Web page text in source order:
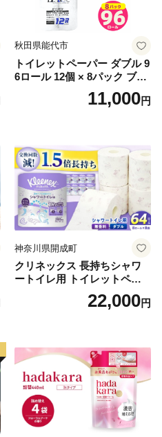
秋田県能代市
トイレットペーパー ダブル 9
6ロール 12個 × 8パック ブラ
ンカ 再生紙 100％ 芯あり 日
用品 消耗品 無香料 生活用品
11,000円
神奈川県開成町
クリネックス 長持ちシャワ
ートイレ用 トイレットペー
パー（ダブル）64ロール(8ロ
ール×8パック) 開成町 トイレ
蓄 防災 エコ 消耗品 生活雑貨
生活用品 無香料 トイレット
ペーパー ダブル といれっと
ぺーぱー トイレ クレシア ト
イレットペーパー [BDBH002
-1]
22,000円